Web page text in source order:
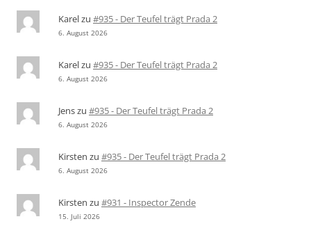
Karelzu #935 - Der Teufel trägt Prada 2
6. August 2026
Karelzu #935 - Der Teufel trägt Prada 2
6. August 2026
Jenszu #935 - Der Teufel trägt Prada 2
6. August 2026
Kirsten zu #935 - Der Teufel trägt Prada 2
6. August 2026
Kirsten zu #931 - Inspector Zende
15. Juli 2026